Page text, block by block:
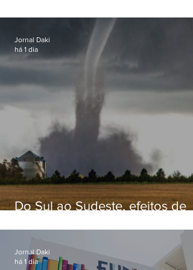
Do Sul ao Sudeste, efeitos de
apreensão na população
Jornal Daki
há 1 dia
Jornal Daki
há 1 dia